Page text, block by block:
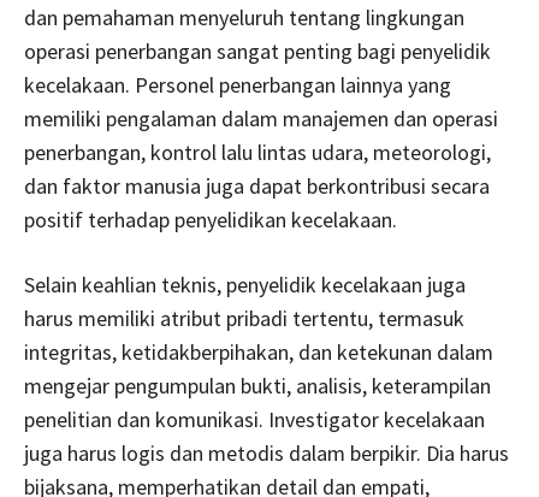
dan pemahaman menyeluruh tentang lingkungan
operasi penerbangan sangat penting bagi penyelidik
kecelakaan. Personel penerbangan lainnya yang
memiliki pengalaman dalam manajemen dan operasi
penerbangan, kontrol lalu lintas udara, meteorologi,
dan faktor manusia juga dapat berkontribusi secara
positif terhadap penyelidikan kecelakaan.
Selain keahlian teknis, penyelidik kecelakaan juga
harus memiliki atribut pribadi tertentu, termasuk
integritas, ketidakberpihakan, dan ketekunan dalam
mengejar pengumpulan bukti, analisis, keterampilan
penelitian dan komunikasi. Investigator kecelakaan
juga harus logis dan metodis dalam berpikir. Dia harus
bijaksana, memperhatikan detail dan empati,